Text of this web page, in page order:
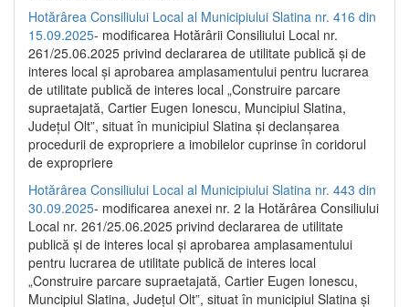
Hotărârea Consiliului Local al Municipiului Slatina nr. 416 din
15.09.2025- modificarea Hotărârii Consiliului Local nr.
261/25.06.2025 privind declararea de utilitate publică și de
interes local și aprobarea amplasamentului pentru lucrarea
de utilitate publică de interes local „Construire parcare
supraetajată, Cartier Eugen Ionescu, Muncipiul Slatina,
Județul Olt”, situat în municipiul Slatina și declanșarea
procedurii de expropriere a imobilelor cuprinse în coridorul
de expropriere
Hotărârea Consiliului Local al Municipiului Slatina nr. 443 din
30.09.2025- modificarea anexei nr. 2 la Hotărârea Consiliului
Local nr. 261/25.06.2025 privind declararea de utilitate
publică şi de interes local şi aprobarea amplasamentului
pentru lucrarea de utilitate publică de interes local
„Construire parcare supraetajată, Cartier Eugen Ionescu,
Muncipiul Slatina, Judeţul Olt”, situat în municipiul Slatina şi